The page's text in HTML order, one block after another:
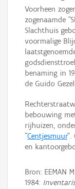
Hergebruik
Aanmelden
Voorheen
zogenaamde
Slachthuis
voormalige
benaming in
de Guido
bebouwing
rijhuizen,
"Centjesmuur".
en
Bron: EEMAN
1984: